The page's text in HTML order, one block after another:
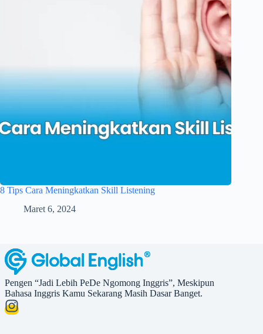
8 Tips Cara Meningkatkan Skill Listening
Maret 6, 2024
Pengen “Jadi Lebih PeDe Ngomong Inggris”, Meskipun
Bahasa Inggris Kamu Sekarang Masih Dasar Banget.